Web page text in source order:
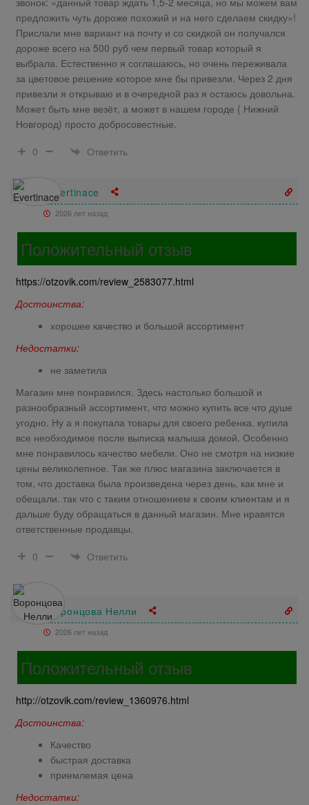
предложить чуть дороже похожий и на него сделаем скидку»!
Прислали мне вариант на почту и со скидкой он получался
дороже всего на 500 руб чем первый товар который я
выбрала. Естественно я соглашаюсь, но очень переживала
за цветовое решение которое мне бы привезли. Через 2 дня
привезли я открываю и в очередной раз я остаюсь довольна.
Может быть мне везёт, а может в нашем городе ( Нижний
Новгород) просто добросовестные.
0
Ответить
Evertinace
2026 лет назад
Положительный отзыв
https://otzovik.com/review_2583077.html
Достоинства:
хорошее качество и большой ассортимент
Недостатки:
не заметила
Магазин мне понравился. Здесь настолько большой и
разнообразный ассортимент, что можно купить все что душе
угодно. Ну а я покупала товары для своего ребенка. купила
все необходимое после выписка малыша домой. Особенно
мне понравилось качество мебели. Оно не смотря на низкие
цены великолепное. Так же плюс магазина заключается в
том, что доставка была произведена через день, как мне и
обещали. так что с таким отношением к своим клиентам и я
дальше буду обращаться в данный магазин. Мне нравятся
ответственные продавцы.
0
Ответить
Воронцова Нелли
2026 лет назад
Положительный отзыв
http://otzovik.com/review_1360976.html
Достоинства:
Качество
быстрая доставка
приемлемая цена
Недостатки: